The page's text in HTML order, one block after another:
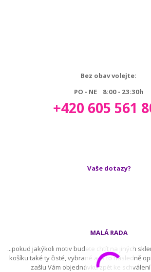
Bez obav volejte:
PO - NE 8:00 - 23:30h
+420 605 561
Vaše dotazy?
MALÁ RADA
...pokud jakýkoli motiv budete chtít na jiných
košíku také ty čisté, vybrané a já to následně
zašlu Vám objednávku zpět ke